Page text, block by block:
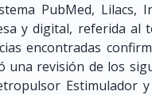
PubMed, Lilacs,
y digital, referida al
encontradas
una revisión de los
Estimulador y